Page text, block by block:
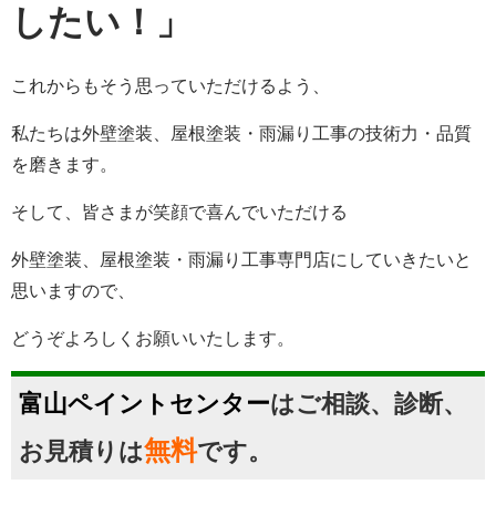
したい！
」
これからもそう思っていただけるよう、
私たちは外壁塗装、屋根塗装・雨漏り工事の技術力・品質
を磨きます。
そして、皆さまが笑顔で喜んでいただける
外壁塗装、屋根塗装・雨漏り工事専門店にしていきたいと
思いますので、
どうぞよろしくお願いいたします。
富山ペイントセンターはご相談、診断、
お見積りは無料です。